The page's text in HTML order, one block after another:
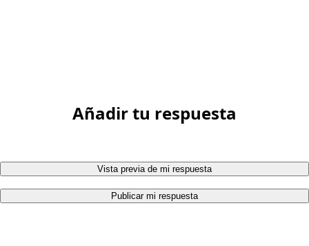
Añadir tu respuesta
Vista previa de mi respuesta
Publicar mi respuesta